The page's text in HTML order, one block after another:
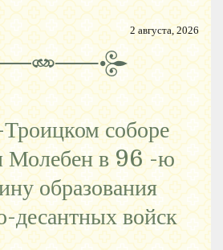
2 августа, 2026
соборе
Молебен в 96 -ю
образования
десантных войск